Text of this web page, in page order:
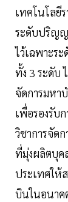
เทคโนโลยี
ระดับปริญญ
ไว้เฉพาะร
ทั้ง 3 ระดับ
จัดการมหา
เพื่อรองรับ
วิชาการจัด
ที่มุ่งผลิตบุค
ประเทศให้
บินในอนาค